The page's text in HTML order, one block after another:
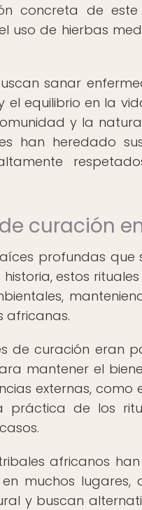
concreta de
de hierbas
sanar
equilibrio en la
y la
han heredado
curación
profundas que
estos
africanas.
de curación eran
mantener el
externas, como
práctica de los
africanos
muchos
y buscan